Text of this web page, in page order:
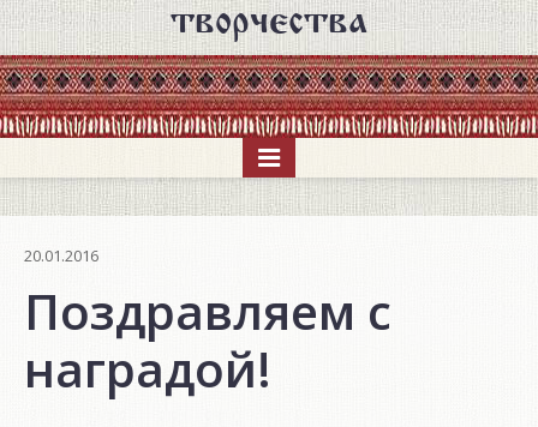
творчества
20.01.2016
Поздравляем с
наградой!